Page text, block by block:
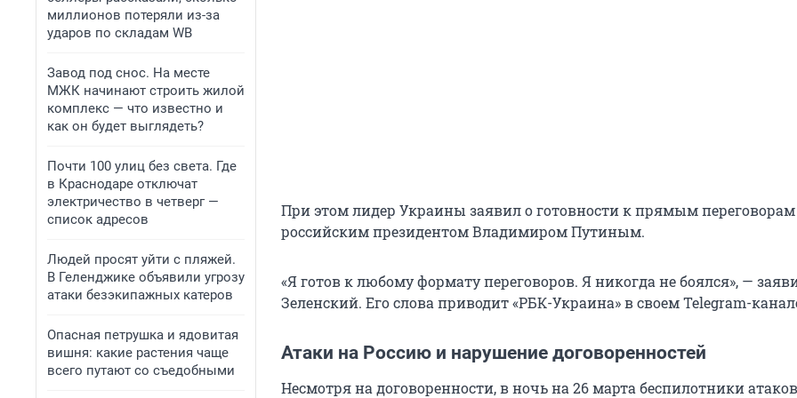
миллионов потеряли из-за
ударов по складам WB
Завод под снос. На месте
МЖК начинают строить жилой
комплекс — что известно и
как он будет выглядеть?
Почти 100 улиц без света. Где
в Краснодаре отключат
электричество в четверг —
список адресов
Людей просят уйти с пляжей.
В Геленджике объявили угрозу
атаки безэкипажных катеров
Опасная петрушка и ядовитая
вишня: какие растения чаще
всего путают со съедобными
При этом лидер Украины заявил о готовности к прямым переговорам
российским президентом Владимиром Путиным.
«Я готов к любому формату переговоров. Я никогда не боялся», —
Зеленский. Его слова приводит «РБК-Украина» в своем Telegram-
Атаки на Россию и нарушение договоренностей
Несмотря на договоренности, в ночь на 26 марта беспилотники